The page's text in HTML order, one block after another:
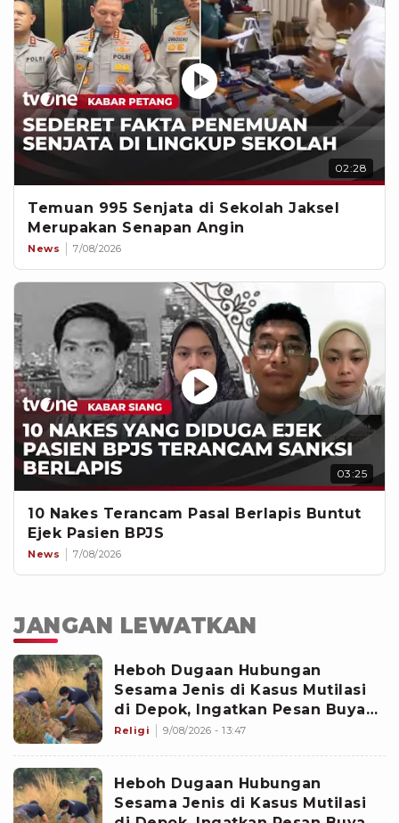
02:28
Temuan 995 Senjata di Sekolah Jaksel
Merupakan Senapan Angin
News 7/08/2026
03:25
10 Nakes Terancam Pasal Berlapis Buntut
Ejek Pasien BPJS
News 7/08/2026
JANGAN LEWATKAN
Heboh Dugaan Hubungan
Sesama Jenis di Kasus Mutilasi
di Depok, Ingatkan Pesan Buya
Yahya soal Taubat
Religi 9/08/2026 - 13:47
Heboh Dugaan Hubungan
Sesama Jenis di Kasus Mutilasi